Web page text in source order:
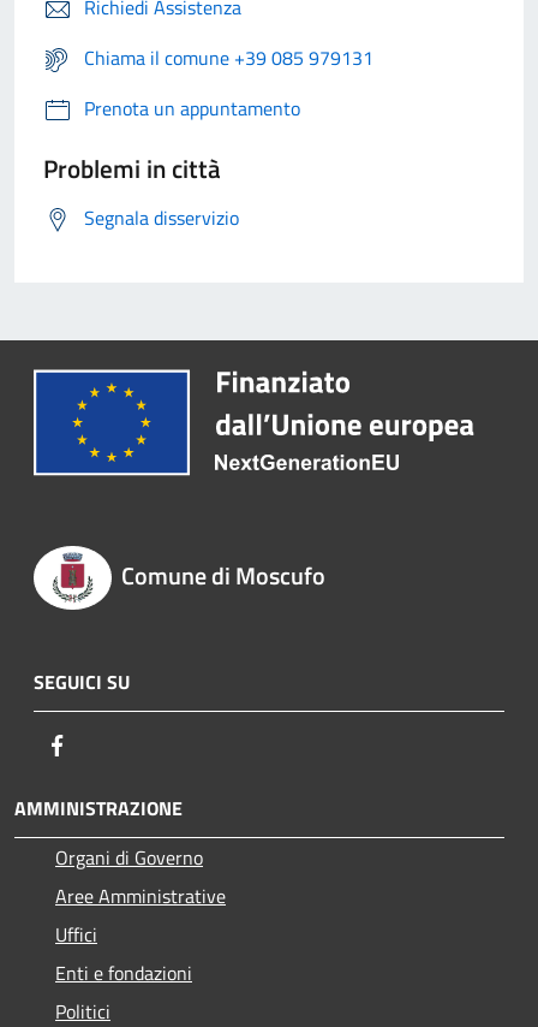
Richiedi Assistenza
Chiama il comune +39 085 979131
Prenota un appuntamento
Problemi in città
Segnala disservizio
Comune di Moscufo
SEGUICI SU
AMMINISTRAZIONE
Organi di Governo
Aree Amministrative
Uffici
Enti e fondazioni
Politici